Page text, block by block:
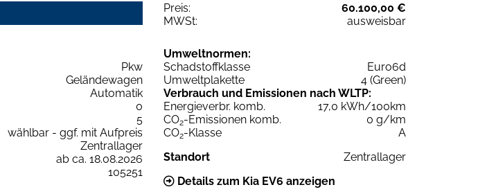
Preis:
60.100,00 €
MWSt:
ausweisbar
Pkw
Geländewagen
Automatik
0
5
wählbar - ggf. mit Aufpreis
Zentrallager
ab ca. 18.08.2026
105251
Umweltnormen:
Schadstoffklasse
Euro6d
Umweltplakette
4 (Green)
Verbrauch und Emissionen nach WLTP:
Energieverbr. komb.
17,0 kWh/100km
CO2-Emissionen komb.
0 g/km
CO2-Klasse
A
Standort
Zentrallager
Details zum Kia EV6 anzeigen